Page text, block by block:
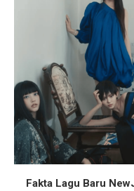
Fakta Lagu Baru